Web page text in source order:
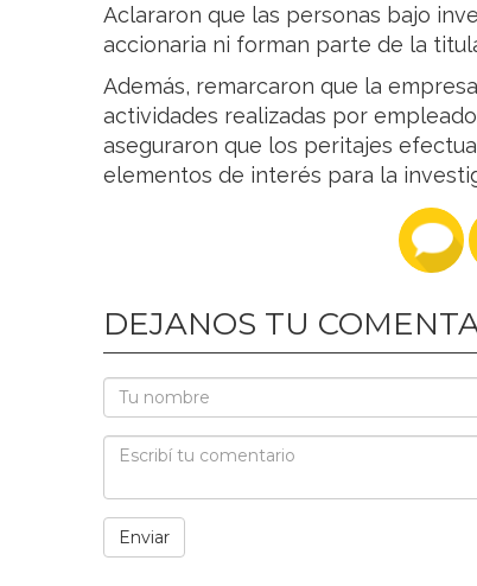
Aclararon que las personas bajo
accionaria ni forman parte de la
Además, remarcaron que la
actividades realizadas por
aseguraron que los peritajes
elementos de interés para la
DEJANOS TU